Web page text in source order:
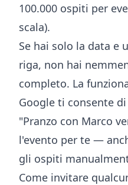
100.000 ospiti per
scala).
Se hai solo la data e
riga, non hai
completo. La
Google ti consente
"Pranzo con Marco
l'evento per te —
gli ospiti
Come invitare